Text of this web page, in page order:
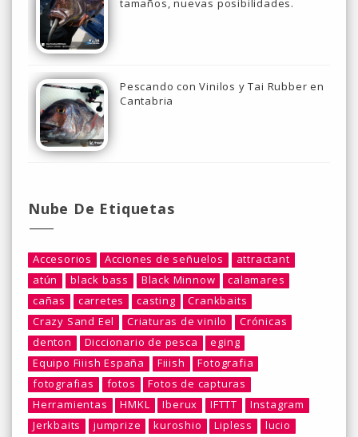
tamaños, nuevas posibilidades.
Pescando con Vinilos y Tai Rubber en
Cantabria
Nube De Etiquetas
Accesorios Acciones de señuelos
attractant
atún
black bass Black Minnow
calamares
cañas
carretes casting
Crankbaits
Crazy Sand Eel
Criaturas de vinilo
Crónicas
denton
Diccionario de pesca
eging
Equipo Fiiish España
Fiiish
Fotografia
fotografias
fotos
Fotos de capturas
Herramientas
HMKL Iberux IFTTT
Instagram
Jerkbaits
jumprize kuroshio Lipless
lucio